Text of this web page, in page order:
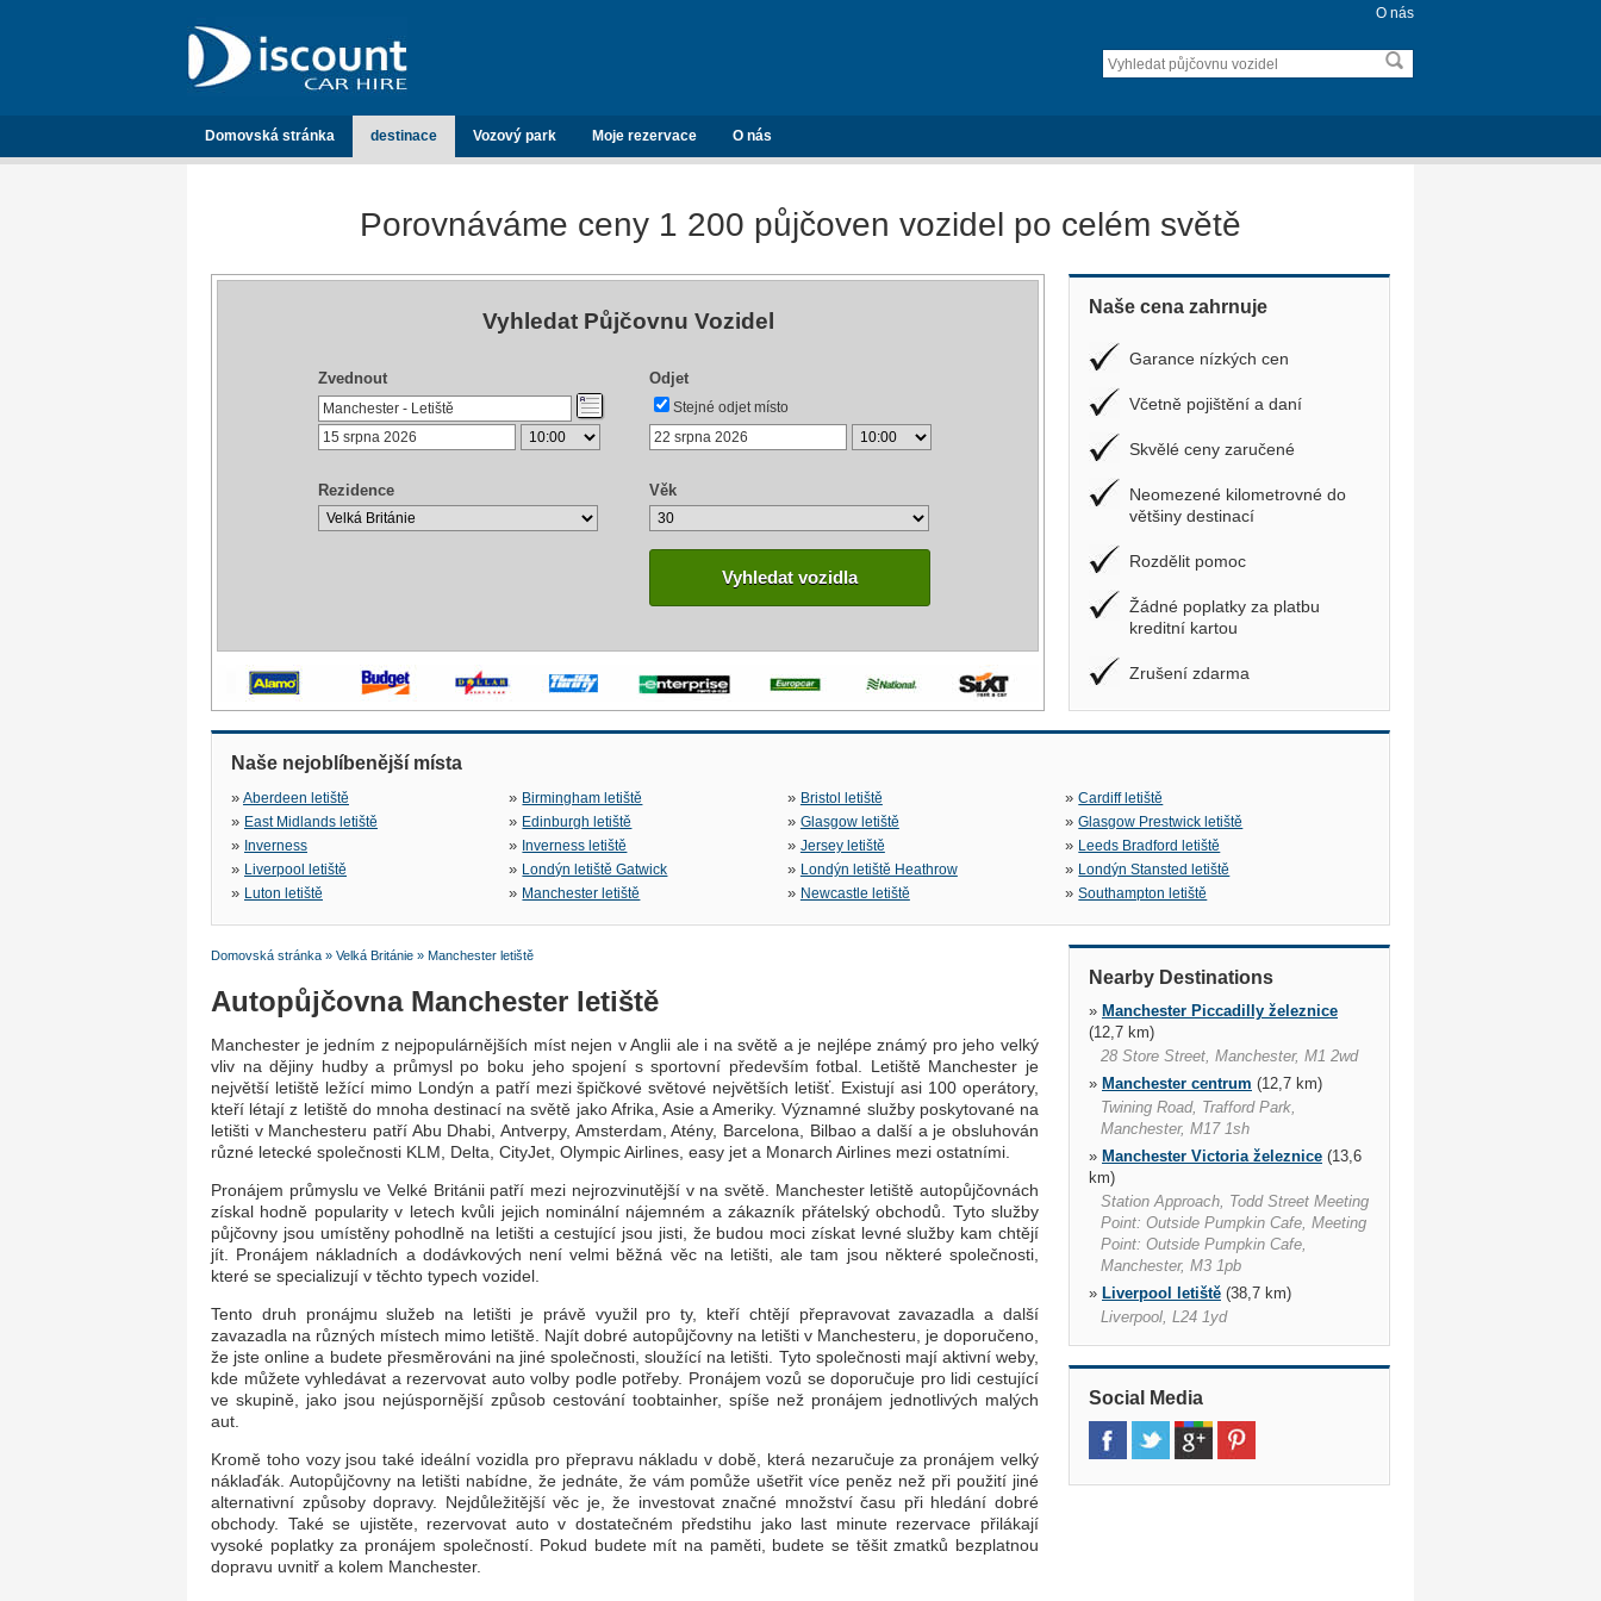
O nás
Domovská stránka destinace Vozový park Moje rezervace O nás
Porovnáváme ceny 1 200 půjčoven vozidel po celém světě
Vyhledat Půjčovnu Vozidel
Zvednout Odjet
Stejné odjet místo
Rezidence Věk
Vyhledat vozidla
Naše cena zahrnuje
Garance nízkých cen
Včetně pojištění a daní
Skvělé ceny zaručené
Neomezené kilometrovné do
většiny destinací
Rozdělit pomoc
Žádné poplatky za platbu
kreditní kartou
Zrušení zdarma
Naše nejoblíbenější místa
» Aberdeen letiště » Birmingham letiště » Bristol letiště »Cardiff letiště
» East Midlands letiště » Edinburgh letiště » Glasgow letiště »Glasgow Prestwick letiště
» Inverness » Inverness letiště » Jersey letiště » Leeds Bradford letiště
» Liverpool letiště » Londýn letiště Gatwick » Londýn letiště Heathrow » Londýn Stansted letiště
» Luton letiště » Manchester letiště » Newcastle letiště »Southampton letiště
Domovská stránka » Velká Británie » Manchester letiště
Autopůjčovna Manchester letiště
Manchester je jedním z nejpopulárnějších míst nejen v Anglii ale i na světě a je nejlépe známý pro jeho velký
vliv na dějiny hudby a průmysl po boku jeho spojení s sportovní především fotbal. Letiště Manchester je
největší letiště ležící mimo Londýn a patří mezi špičkové světové největších letišť. Existují asi 100 operátory,
kteří létají z letiště do mnoha destinací na světě jako Afrika, Asie a Ameriky. Významné služby poskytované na
letišti v Manchesteru patří Abu Dhabi, Antverpy, Amsterdam, Atény, Barcelona, Bilbao a další a je obsluhován
různé letecké společnosti KLM, Delta, CityJet, Olympic Airlines, easy jet a Monarch Airlines mezi ostatními.
Pronájem průmyslu ve Velké Británii patří mezi nejrozvinutější v na světě. Manchester letiště autopůjčovnách
získal hodně popularity v letech kvůli jejich nominální nájemném a zákazník přátelský obchodů. Tyto služby
půjčovny jsou umístěny pohodlně na letišti a cestující jsou jisti, že budou moci získat levné služby kam chtějí
jít. Pronájem nákladních a dodávkových není velmi běžná věc na letišti, ale tam jsou některé společnosti,
které se specializují v těchto typech vozidel.
Tento druh pronájmu služeb na letišti je právě využil pro ty, kteří chtějí přepravovat zavazadla a další
zavazadla na různých místech mimo letiště. Najít dobré autopůjčovny na letišti v Manchesteru, je doporučeno,
že jste online a budete přesměrováni na jiné společnosti, sloužící na letišti. Tyto společnosti mají aktivní weby,
kde můžete vyhledávat a rezervovat auto volby podle potřeby. Pronájem vozů se doporučuje pro lidi cestující
ve skupině, jako jsou nejúspornější způsob cestování toobtainher, spíše než pronájem jednotlivých malých
aut.
Kromě toho vozy jsou také ideální vozidla pro přepravu nákladu v době, která nezaručuje za pronájem velký
náklaďák. Autopůjčovny na letišti nabídne, že jednáte, že vám pomůže ušetřit více peněz než při použití jiné
alternativní způsoby dopravy. Nejdůležitější věc je, že investovat značné množství času při hledání dobré
obchody. Také se ujistěte, rezervovat auto v dostatečném předstihu jako last minute rezervace přilákají
vysoké poplatky za pronájem společností. Pokud budete mít na paměti, budete se těšit zmatků bezplatnou
dopravu uvnitř a kolem Manchester.
Nearby Destinations
» Manchester Piccadilly železnice
(12,7 km)
28 Store Street, Manchester, M1 2wd
» Manchester centrum (12,7 km)
Twining Road, Trafford Park,
Manchester, M17 1sh
» Manchester Victoria železnice (13,6
km)
Station Approach, Todd Street Meeting
Point: Outside Pumpkin Cafe, Meeting
Point: Outside Pumpkin Cafe,
Manchester, M3 1pb
» Liverpool letiště (38,7 km)
Liverpool, L24 1yd
»Stoke on Trent(39,4 km)
Stoke On Trent, Stoke On Trent, St4
7rb, Eng
»Chester Železniční(44,3 km)
Bumpers Lane, Chester, Ch1 4lt
Social Media